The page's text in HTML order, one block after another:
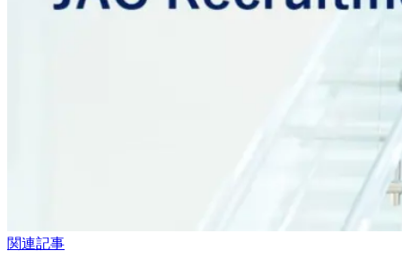
関連記事